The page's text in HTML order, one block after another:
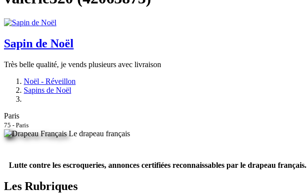
Sapin de Noël
Très belle qualité, je vends plusieurs avec livraison
Noël - Réveillon
Sapins de Noël
Paris
75 - Paris
Le drapeau français
Lutte contre les escroqueries, annonces certifiées reconnaissables par le drapeau français.
Les Rubriques